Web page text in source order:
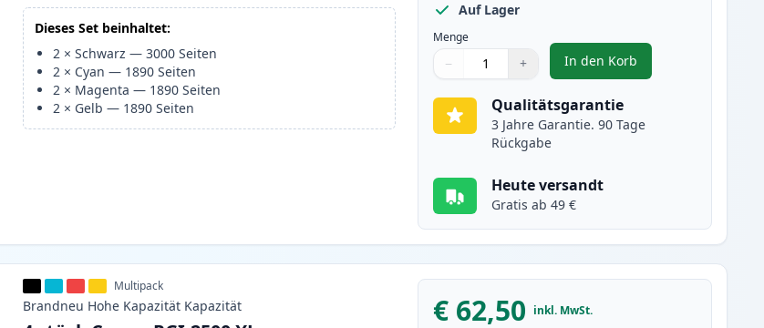
Dieses Set beinhaltet:
2 ×Schwarz —3000 Seiten
2 × Cyan — 1890 Seiten
2 × Magenta — 1890 Seiten
2 × Gelb — 1890 Seiten
Auf Lager
Menge
Menge
Verwenden Sie die Tasten, um anzupassen
− +
Menge 1
In den Korb
, 8 stück Canon PGI-2500
Qualitätsgarantie
3 Jahre Garantie. 90 Tage
Rückgabe
Heute versandt
Gratis ab 49 €
Multipack
Brandneu Hohe Kapazität Kapazität € 62,50 inkl. MwSt.